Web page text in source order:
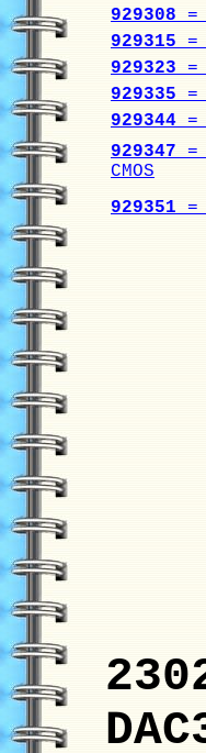
929308 =
929315 =
929323 =
929335 =
929344 =
929347 =
CMOS
929351 =